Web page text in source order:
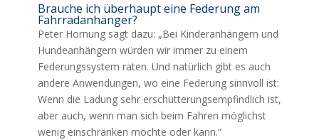
Brauche ich überhaupt eine Federung am
Fahrradanhänger?
Peter Hornung sagt dazu: „Bei Kinderanhängern und
Hundeanhängern würden wir immer zu einem
Federungssystem raten. Und natürlich gibt es auch
andere Anwendungen, wo eine Federung sinnvoll ist:
Wenn die Ladung sehr erschütterungsempfindlich ist,
aber auch, wenn man sich beim Fahren möglichst
wenig einschränken möchte oder kann.“